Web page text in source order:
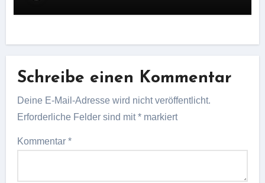
Schreibe einen Kommentar
Deine E-Mail-Adresse wird nicht veröffentlicht.
Erforderliche Felder sind mit* markiert
Kommentar*